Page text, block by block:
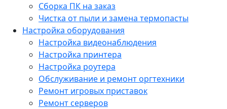
Сборка ПК на заказ
Чистка от пыли и замена термопасты
Настройка оборудования
Настройка видеонаблюдения
Настройка принтера
Настройка роутера
Обслуживание и ремонт оргтехники
Ремонт игровых приставок
Ремонт серверов